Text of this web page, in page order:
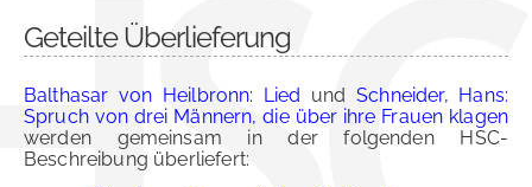
Geteilte Überlieferung
Balthasar von Heilbronn: Lied undSchneider, Hans:
Spruch von drei Männern, die über ihre Frauen klagen
werden gemeinsam in der folgenden HSC-
Beschreibung überliefert: